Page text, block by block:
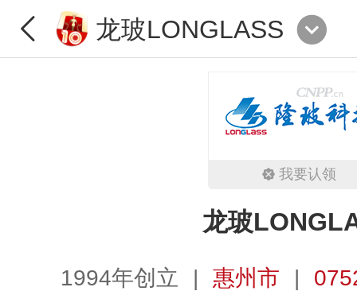
龙玻LONGLASS
我要认领
龙玻
1994年创立 惠州市